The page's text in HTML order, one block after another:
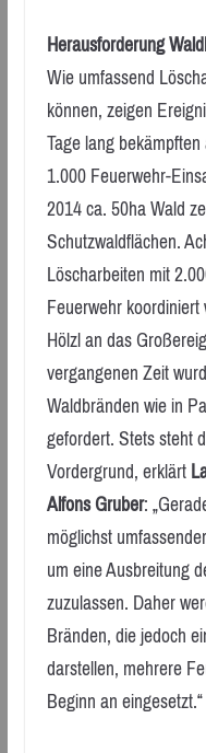
Herausforderung
Wie umfassend
können, zeigen
Tage lang
1.000 Feuerwehr-
2014 ca. 50ha Wald
Schutzwaldflächen.
Löscharbeiten mit
Feuerwehr
Hölzl an das
vergangenen Zeit
Waldbränden wie in
gefordert. Stets steht
Vordergrund, erklärt
Alfons Gruber:
möglichst
um eine Ausbreitung
zuzulassen. Daher
Bränden, die jedoch
darstellen, mehrere
Beginn an eingesetzt.“